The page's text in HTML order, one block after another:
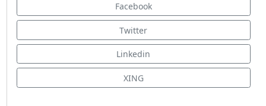
Facebook
Twitter
Linkedin
XING